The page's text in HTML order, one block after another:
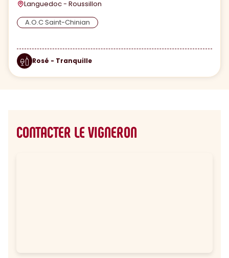
Languedoc - Roussillon
A.O.C Saint-Chinian
Rosé - Tranquille
CONTACTER LE VIGNERON